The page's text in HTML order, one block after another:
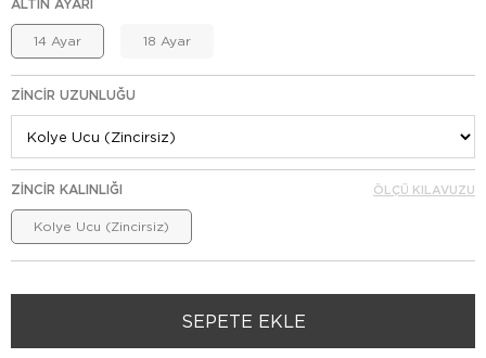
ALTIN AYARI
14 Ayar 18 Ayar
ZINCIR UZUNLUĞU
ZINCIR KALINLIĞI
Kolye Ucu (Zincirsiz)
ÖLÇÜ KILAVUZU